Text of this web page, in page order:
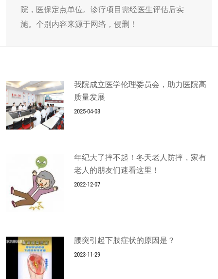
院，医保定点单位。诊疗项目需经医生评估后实
施。个别内容来源于网络，侵删！
我院成立医学伦理委员会，助力医院高
质量发展
2025-04-03
年纪大了摔不起！冬天老人防摔，家有
老人的朋友们速看这里！
2022-12-07
腰突引起下肢症状的原因是？
2023-11-29